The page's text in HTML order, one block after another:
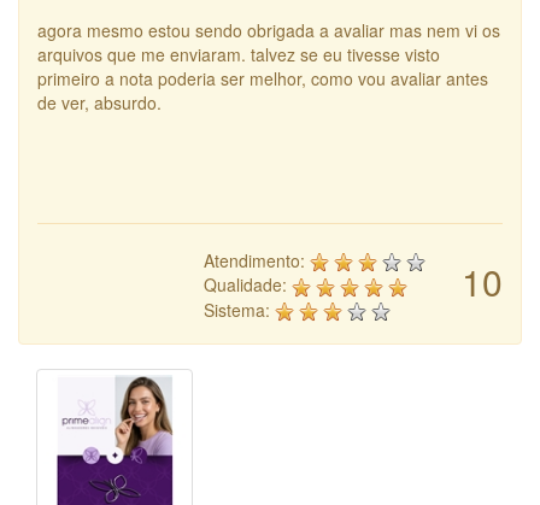
agora mesmo estou sendo obrigada a avaliar mas nem vi os
arquivos que me enviaram. talvez se eu tivesse visto
primeiro a nota poderia ser melhor, como vou avaliar antes
de ver, absurdo.
10
Atendimento:
Qualidade:
Sistema: